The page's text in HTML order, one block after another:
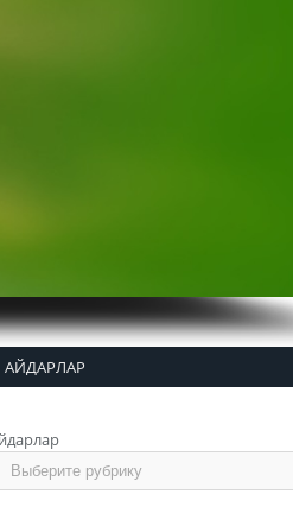
АЙДАРЛАР